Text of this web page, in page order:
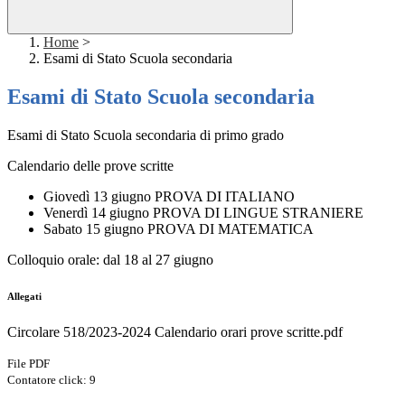
Home >
Esami di Stato Scuola secondaria
Esami di Stato Scuola secondaria
Esami di Stato Scuola secondaria di primo grado
Calendario delle prove scritte
Giovedì 13 giugno PROVA DI ITALIANO
Venerdì 14 giugno PROVA DI LINGUE STRANIERE
Sabato 15 giugno PROVA DI MATEMATICA
Colloquio orale: dal 18 al 27 giugno
Allegati
Circolare 518/2023-2024 Calendario orari prove scritte.pdf
File PDF
Contatore click: 9